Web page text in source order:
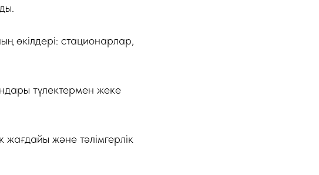
өкілдері: стационарлар,
түлектермен жеке
және тәлімгерлік